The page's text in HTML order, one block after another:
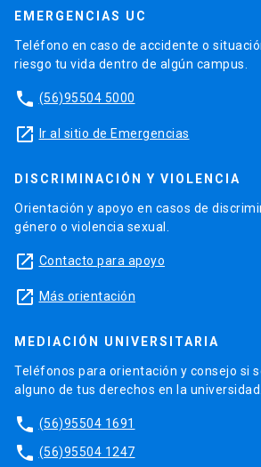
EMERGENCIAS UC
Teléfono en caso de accidente o
riesgo tu vida dentro de algún campus.
phone (56)95504 5000
launch Ir al sitio de Emergencias
DISCRIMINACIÓN Y VIOLENCIA
Orientación y apoyo en casos de
género o violencia sexual.
launch Contacto para apoyo
launch Más orientación
MEDIACIÓN UNIVERSITARIA
Teléfonos para orientación y consejo si
alguno de tus derechos en la universidad.
phone (56)95504 1691
phone (56)95504 1247